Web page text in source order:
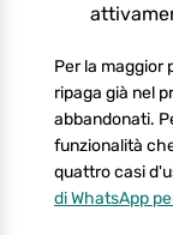
Per la maggior
ripaga già nel
abbandonati.
funzionalità
quattro casi
di WhatsApp